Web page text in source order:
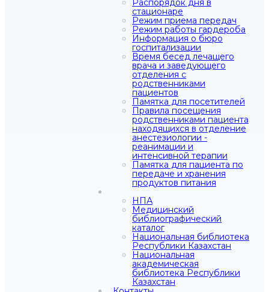
Распорядок дня в
стационаре
Режим приема передач
Режим работы гардероба
Информация о бюро
госпитализации
Время бесед лечащего
врача и заведующего
отделения с
родственниками
пациентов
Памятка для посетителей
Правила посещения
родственниками пациента
находящихся в отделение
анестезиологии -
реанимации и
интенсивной терапии
Памятка для пациента по
передаче и хранения
продуктов питания
НПА
Медицинский
библиографический
каталог
Национальная библиотека
Республики Казахстан
Национальная
академическая
библиотека Республики
Казахстан